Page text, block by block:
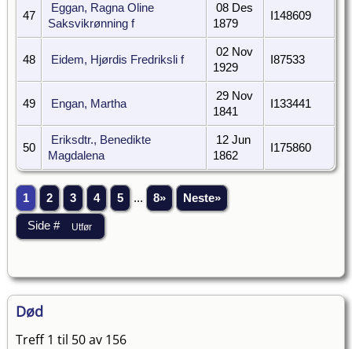
47
Eggan, Ragna Oline
Saksvikrønning f
08 Des
1879
I148609
48 Eidem, Hjørdis Fredriksli f
02 Nov
1929
I87533
49 Engan, Martha
29 Nov
1841
I133441
50
Eriksdtr., Benedikte
Magdalena
12 Jun
1862
I175860
1 2 3 4 5 ... 8» Neste»
Død
Treff 1 til 50 av 156